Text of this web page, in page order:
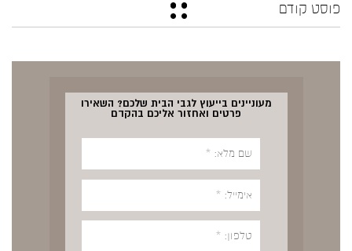
פוסט קודם
מעוניינים בייעוץ לגבי הבית שלכם? השאירו
פרטים ואחזור אליכם בהקדם